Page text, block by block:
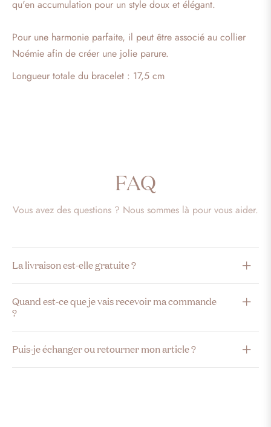
qu'en accumulation pour un style doux et élégant.
Pour une harmonie parfaite, il peut être associé au collier
Noémie afin de créer une jolie parure.
Longueur totale du bracelet : 17,5 cm
FAQ
Vous avez des questions ? Nous sommes là pour vous aider.
La livraison est-elle gratuite ?
Quand est-ce que je vais recevoir ma commande
?
Puis-je échanger ou retourner mon article ?